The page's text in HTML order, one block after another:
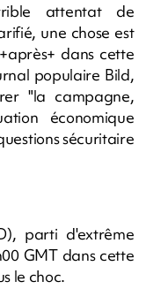
attentat de
une chose est
dans cette
populaire Bild,
"la campagne,
économique
sécuritaire
parti d'extrême
GMT dans cette
le choc.